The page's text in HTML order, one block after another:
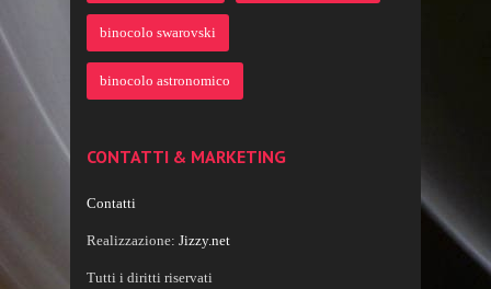
binocolo swarovski
binocolo astronomico
CONTATTI & MARKETING
Contatti
Realizzazione: Jizzy.net
Tutti i diritti riservati